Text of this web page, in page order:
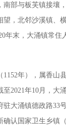
南部与板芙镇接壤
望，北邻沙溪镇、
年末，大涌镇常住
年），属香山
至2021年10月，大
大涌镇德政路33
确认国家卫生乡镇